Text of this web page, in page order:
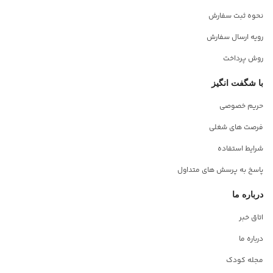
نحوه ثبت سفارش
رویه ارسال سفارش
روش پرداخت
با شگفت انگیز
حریم خصوصی
فرصت های شغلی
شرایط استفاده
پاسخ به پرسش های متداول
درباره ما
اتاق خبر
درباره ما
مجله کودک